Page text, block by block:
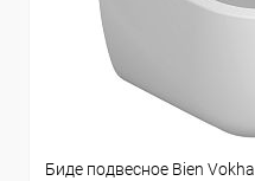
Биде подвесное Bien Vokha